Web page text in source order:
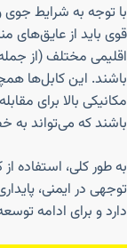
با توجه به شرایط جوی
قوی باید از عایق‌های
اقلیمی مختلف (از
باشند. این کابل‌ها
مکانیکی بالا برای
باشند که می‌تواند به
به طور کلی، استفاده
توجهی در ایمنی،
دارد و برای ادامه